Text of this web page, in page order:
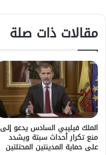
مقالات ذات صلة
الملك فيليبي السادس يدعو إلى
منع تكرار أحداث سبتة ويشدد
على حماية المدينتين المحتلتين